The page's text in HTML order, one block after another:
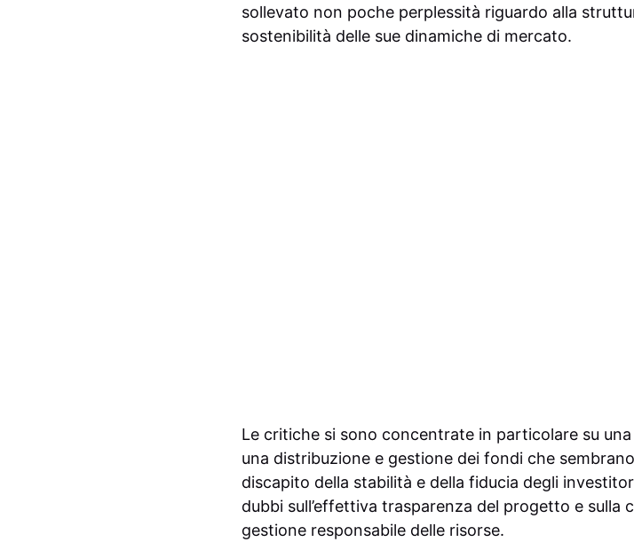
sollevato non poche perplessità riguardo alla
sostenibilità delle sue dinamiche di mercato.
Le critiche si sono concentrate in particolare su una
una distribuzione e gestione dei fondi che
discapito della stabilità e della fiducia degli
dubbi sull’effettiva trasparenza del progetto e sulla
gestione responsabile delle risorse.